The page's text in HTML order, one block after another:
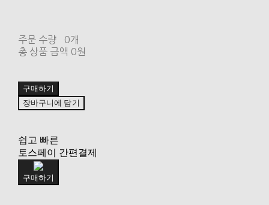
주문 수량
0개
총 상품 금액 0원
구매하기
장바구니에 담기
쉽고 빠른
토스페이 간편결제
구매하기